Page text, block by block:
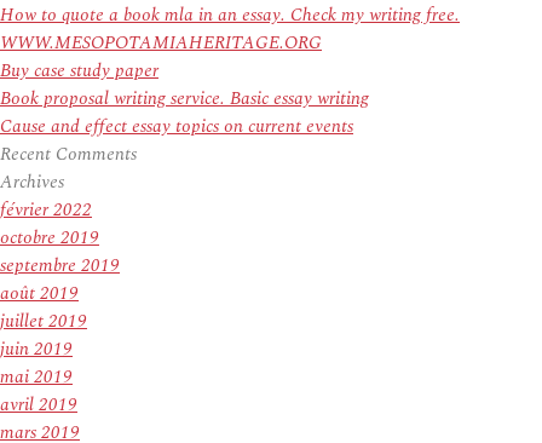
How to quote a book mla in an essay. Check my writing free.
WWW.MESOPOTAMIAHERITAGE.ORG
Buy case study paper
Book proposal writing service. Basic essay writing
Cause and effect essay topics on current events
Recent Comments
Archives
février 2022
octobre 2019
septembre 2019
août 2019
juillet 2019
juin 2019
mai 2019
avril 2019
mars 2019